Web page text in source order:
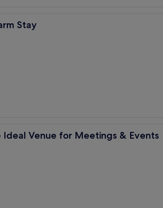
Stay
Ideal Venue for Meetings & Events
for Meetings & Events